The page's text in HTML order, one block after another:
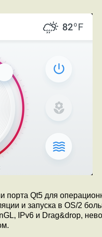
порта Qt5 для
и запуска в OS/2
IPv6 и Drag&drop,